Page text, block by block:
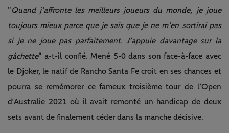
"Quand j’affronte les meilleurs joueurs du monde, je joue
toujours mieux parce que je sais que je ne m’en sortirai pas
si je ne joue pas parfaitement. J’appuie davantage sur la
gâchette" a-t-il confié. Mené 5-0 dans son face-à-face avec
le Djoker, le natif de Rancho Santa Fe croit en ses chances et
pourra se remémorer ce fameux troisième tour de l’Open
d’Australie 2021 où il avait remonté un handicap de deux
sets avant de finalement céder dans la manche décisive.